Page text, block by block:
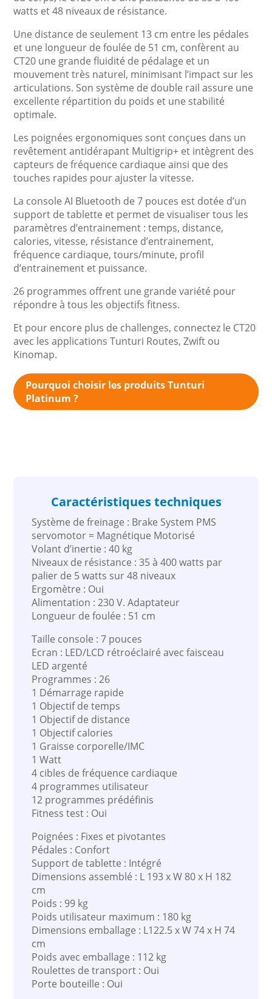
watts et 48 niveaux de résistance.
Une distance de seulement 13 cm entre les pédales
et une longueur de foulée de 51 cm, confèrent au
CT20 une grande fluidité de pédalage et un
mouvement très naturel, minimisant l’impact sur les
articulations. Son système de double rail assure une
excellente répartition du poids et une stabilité
optimale.
Les poignées ergonomiques sont conçues dans un
revêtement antidérapant Multigrip+ et intègrent des
capteurs de fréquence cardiaque ainsi que des
touches rapides pour ajuster la vitesse.
La console AI Bluetooth de 7 pouces est dotée d’un
support de tablette et permet de visualiser tous les
paramètres d’entrainement : temps, distance,
calories, vitesse, résistance d’entrainement,
fréquence cardiaque, tours/minute, profil
d’entrainement et puissance.
26 programmes offrent une grande variété pour
répondre à tous les objectifs fitness.
Et pour encore plus de challenges, connectez le CT20
avec les applications Tunturi Routes, Zwift ou
Kinomap.
Pourquoi choisir les produits Tunturi
Platinum ?
Caractéristiques techniques
Système de freinage : Brake System PMS
servomotor = Magnétique Motorisé
Volant d’inertie : 40 kg
Niveaux de résistance : 35 à 400 watts par
palier de 5 watts sur 48 niveaux
Ergomètre : Oui
Alimentation : 230 V. Adaptateur
Longueur de foulée : 51 cm
Taille console : 7 pouces
Ecran : LED/LCD rétroéclairé avec faisceau
LED argenté
Programmes : 26
1 Démarrage rapide
1 Objectif de temps
1 Objectif de distance
1 Objectif calories
1 Graisse corporelle/IMC
1 Watt
4 cibles de fréquence cardiaque
4 programmes utilisateur
12 programmes prédéfinis
Fitness test : Oui
Poignées : Fixes et pivotantes
Pédales : Confort
Support de tablette : Intégré
Dimensions assemblé : L 193 x W 80 x H 182
cm
Poids : 99 kg
Poids utilisateur maximum : 180 kg
Dimensions emballage : L122.5 x W 74 x H 74
cm
Poids avec emballage : 112 kg
Roulettes de transport : Oui
Porte bouteille : Oui